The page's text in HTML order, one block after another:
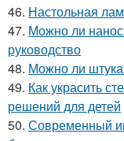
46. Настольная
47. Можно ли
руководство
48. Можно ли
49. Как украсить
решений для детей
50. Современный